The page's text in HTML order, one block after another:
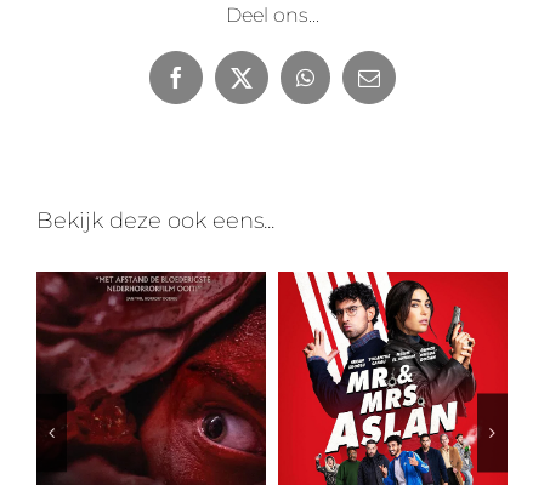
Deel ons...
Facebook
X WhatsApp
E-
mail
Bekijk deze ook eens...